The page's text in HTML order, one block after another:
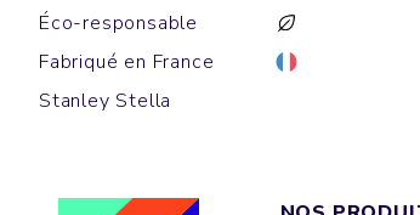
Éco-responsable
Fabriqué en France
Stanley Stella